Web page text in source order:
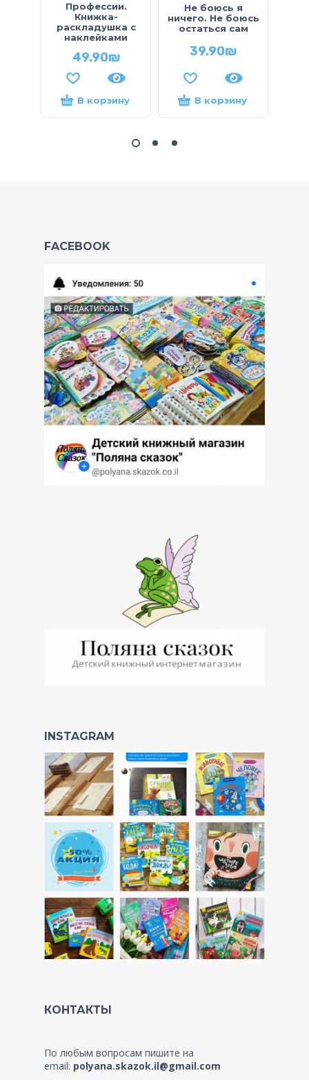
Профессии.
Книжка-
раскладушка с
наклейками
49.90₪
В корзину
Не боюсь я
ничего. Не боюсь
остаться сам
39.90₪
В корзину
FACEBOOK
INSTAGRAM
КОНТАКТЫ
По любым вопросам пишите на
email: polyana.skazok.il@gmail.com